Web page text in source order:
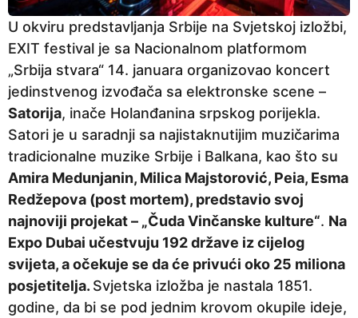
U okviru predstavljanja Srbije na Svjetskoj izložbi,
EXIT festival je sa Nacionalnom platformom
„Srbija stvara“ 14. januara organizovao koncert
jedinstvenog izvođača sa elektronske scene –
Satorija, inače Holanđanina srpskog porijekla.
Satori je u saradnji sa najistaknutijim muzičarima
tradicionalne muzike Srbije i Balkana, kao što su
Amira Medunjanin, Milica Majstorović, Peia, Esma
Redžepova (post mortem), predstavio svoj
najnoviji projekat – „Čuda Vinčanske kulture“. Na
Expo Dubai učestvuju 192 države iz cijelog
svijeta, a očekuje se da će privući oko 25 miliona
posjetitelja. Svjetska izložba je nastala 1851.
godine, da bi se pod jednim krovom okupile ideje,